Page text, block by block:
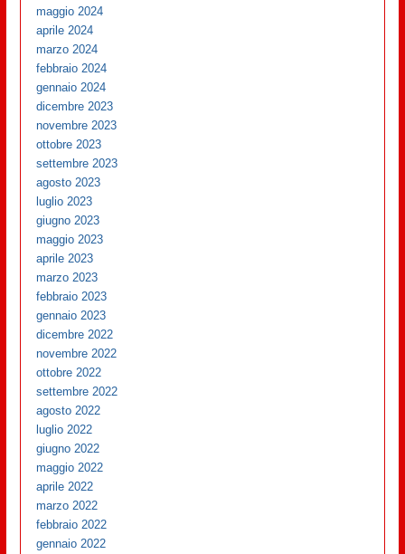
maggio 2024
aprile 2024
marzo 2024
febbraio 2024
gennaio 2024
dicembre 2023
novembre 2023
ottobre 2023
settembre 2023
agosto 2023
luglio 2023
giugno 2023
maggio 2023
aprile 2023
marzo 2023
febbraio 2023
gennaio 2023
dicembre 2022
novembre 2022
ottobre 2022
settembre 2022
agosto 2022
luglio 2022
giugno 2022
maggio 2022
aprile 2022
marzo 2022
febbraio 2022
gennaio 2022